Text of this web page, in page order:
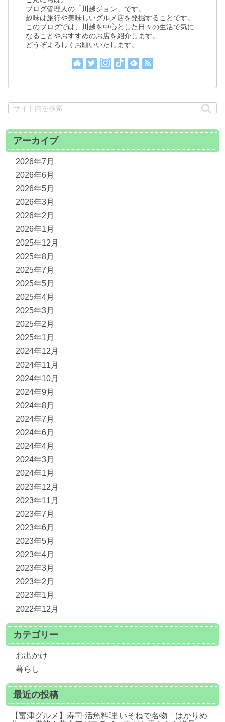
ブログ管理人の「川越ジョン」です。
趣味は旅行や美味しいグルメ店を発掘することです。
このブログでは、川越を中心とした日々の生活で気に
なることやおすすめのお店を紹介します。
どうぞよろしくお願いいたします。
アーカイブ
2026年7月
2026年6月
2026年5月
2026年3月
2026年2月
2026年1月
2025年12月
2025年8月
2025年7月
2025年5月
2025年4月
2025年3月
2025年2月
2025年1月
2024年12月
2024年11月
2024年10月
2024年9月
2024年8月
2024年7月
2024年6月
2024年4月
2024年3月
2024年1月
2023年12月
2023年11月
2023年7月
2023年6月
2023年5月
2023年4月
2023年3月
2023年2月
2023年1月
2022年12月
カテゴリー
お出かけ
暮らし
最近の投稿
【富津グルメ】寿司 活魚料理 いそねで名物「はかりめ